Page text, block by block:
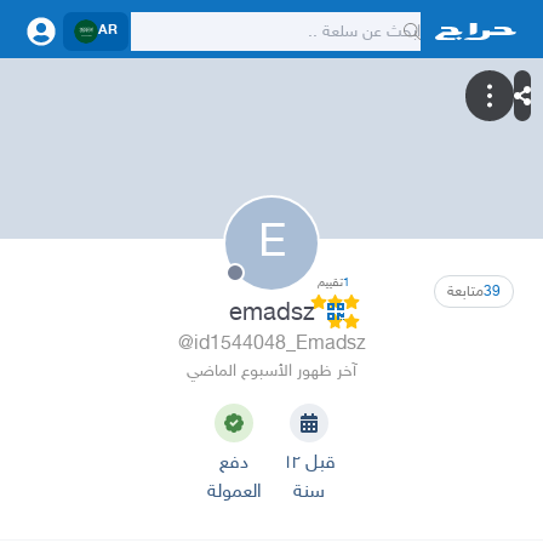
AR
E
39متابعة 1تقييم
emadsz
@id1544048_Emadsz
آخر ظهور الأسبوع الماضي
قبل ١٢
سنة
دفع
العمولة